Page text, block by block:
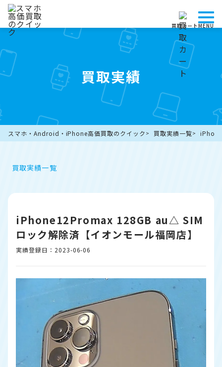
買取カートMENU
買取実績
スマホ・Android・iPhone高価買取のクイック 買取実績一覧
買取実績一覧
iPhone12Promax 128GB au△ SIM
ロック解除済【イオンモール福岡店】
実績登録日：2023-06-06